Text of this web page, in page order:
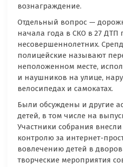
вознаграждение.
Отдельный вопрос —
начала года в СКО в 27 ДТП
несовершеннолетних.
полицейские называют
неположенном месте,
и наушников на улице,
велосипедах и самокатах.
Были обсуждены и другие
детей, в том числе на
Участники собрания
контролю за интернет-
вовлечению детей в
творческие мероприятия